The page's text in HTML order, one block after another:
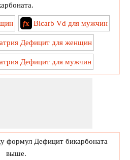
fx Bicarb Vd для мужчин
Дефицит для женщин
Дефицит для мужчин
формул Дефицит бикарбоната
выше.